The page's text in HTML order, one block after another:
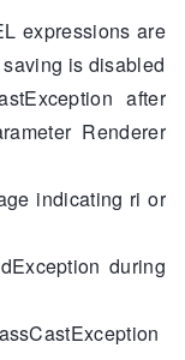
expressions are
is disabled
after
Renderer
indicating ri or
during